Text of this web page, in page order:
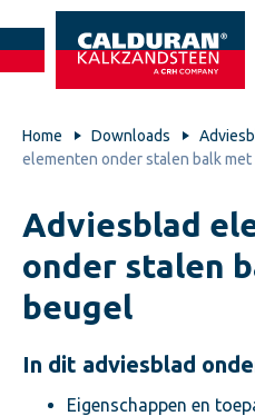
Home Downloads
elementen onder stalen balk met
Adviesblad
onder stalen
beugel
In dit adviesblad
Eigenschappen en